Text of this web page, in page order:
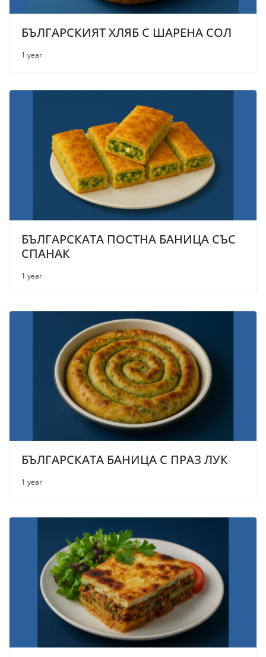
БЪЛГАРСКИЯТ ХЛЯБ С ШАРЕНА СОЛ
1 year
БЪЛГАРСКАТА ПОСТНА БАНИЦА СЪС
СПАНАК
1 year
БЪЛГАРСКАТА БАНИЦА С ПРАЗ ЛУК
1 year